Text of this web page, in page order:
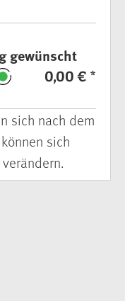
gewünscht
0,00 € *
sich nach dem
sich